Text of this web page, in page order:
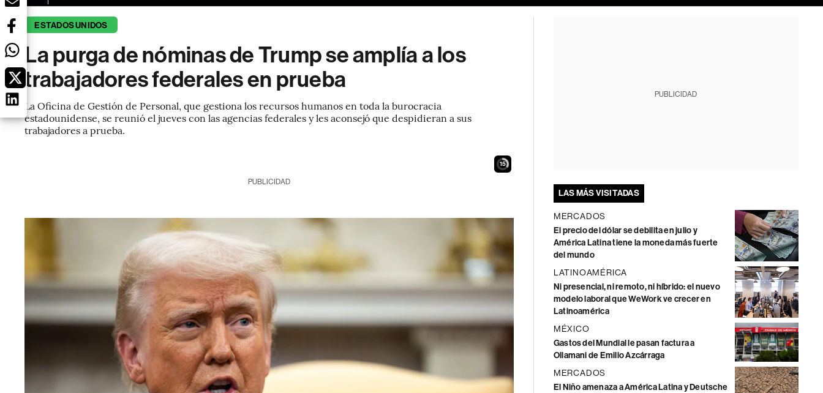
ESTADOS UNIDOS
La purga de nóminas de Trump se amplía a los
trabajadores federales en prueba
La Oficina de Gestión de Personal, que gestiona los recursos humanos en toda la burocracia
estadounidense, se reunió el jueves con las agencias federales y les aconsejó que despidieran a sus
trabajadores a prueba.
14
PUBLICIDAD
PUBLICIDAD
LAS MÁS VISITADAS
MERCADOS
El precio del dólar se debilita en julio y
América Latina tiene la moneda más fuerte
del mundo
LATINOAMÉRICA
Ni presencial, ni remoto, ni híbrido: el nuevo
modelo laboral que WeWork ve crecer en
Latinoamérica
MÉXICO
Gastos del Mundial le pasan factura a
Ollamani de Emilio Azcárraga
MERCADOS
El Niño amenaza a América Latina y Deutsche